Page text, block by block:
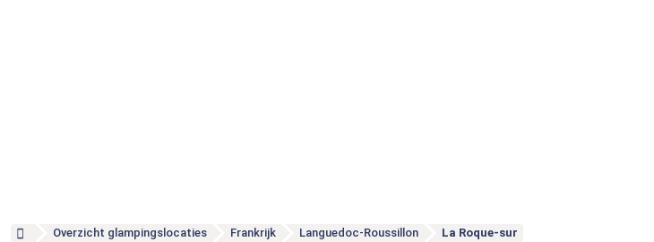
Overzicht glampingslocaties Frankrijk Languedoc-Roussillon La Roque-sur